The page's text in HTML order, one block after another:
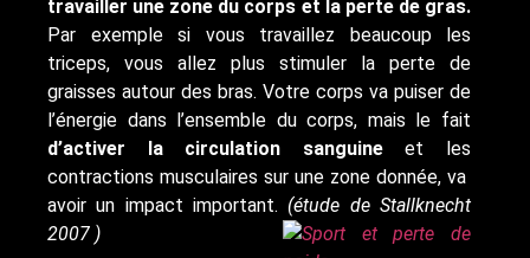
travailler une zone du corps et la perte de gras.
Par exemple si vous travaillez beaucoup les
triceps, vous allez plus stimuler la perte de
graisses autour des bras. Votre corps va puiser de
l’énergie dans l’ensemble du corps, mais le fait
d’activer la circulation sanguineet les
contractions musculaires sur une zone donnée, va
avoir un impact important. (étude de Stallknecht
2007 )